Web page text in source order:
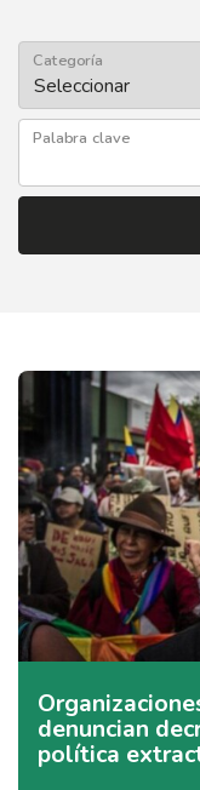
Categoría
Palabra clave
denuncian
política